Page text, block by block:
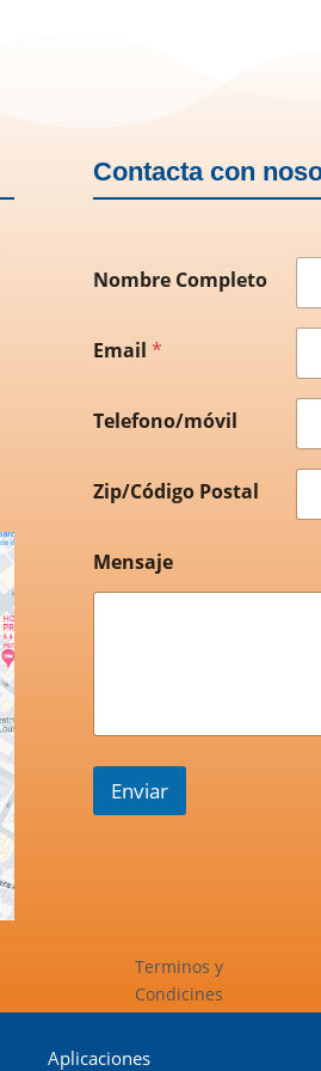
Contacta con
Nombre Completo
Email *
Telefono/móvil
Zip/Código Postal
Mensaje
Enviar
Terminos y
Condicines
Aplicaciones